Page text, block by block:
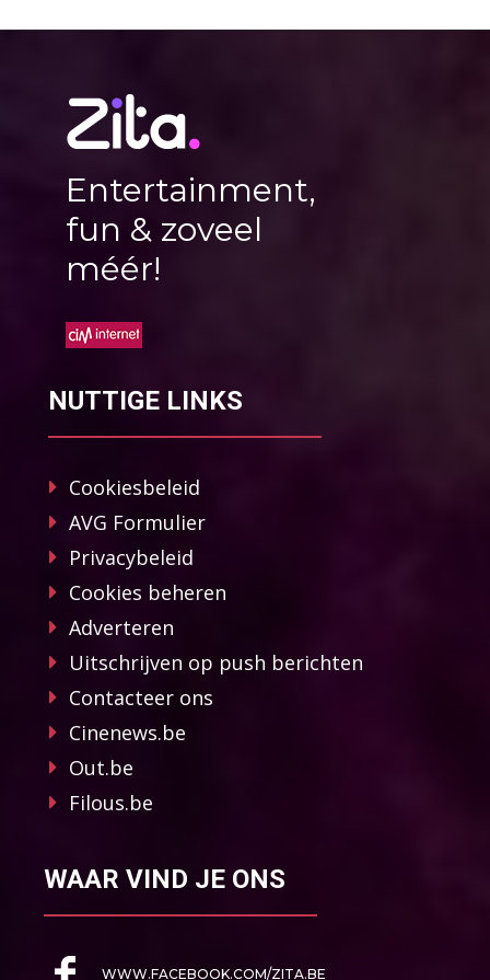
Entertainment,
fun & zoveel
méér!
NUTTIGE LINKS
Cookiesbeleid
AVG Formulier
Privacybeleid
Cookies beheren
Adverteren
Uitschrijven op push berichten
Contacteer ons
Cinenews.be
Out.be
Filous.be
WAAR VIND JE ONS
WWW.FACEBOOK.COM/ZITA.BE